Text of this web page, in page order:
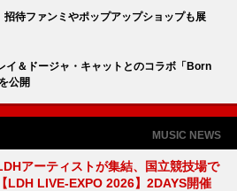
待ファンミやポップアップショップも展
＆ドージャ・キャットとのコラボ「Born
公開
MUSIC NEWS
アーティストが集結、国立競技場で
【LDH LIVE-EXPO 2026】2DAYS開催